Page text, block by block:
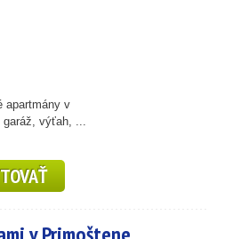
apartmány v
garáž, výťah, ...